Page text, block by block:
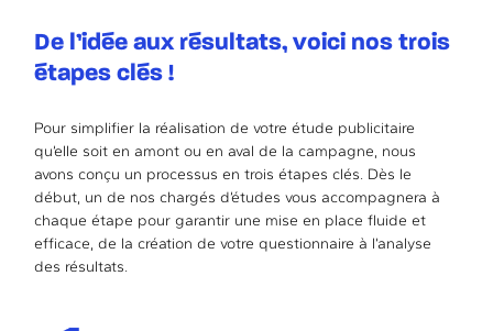
De l’idée aux résultats, voici nos trois
étapes clés !
Pour simplifier la réalisation de votre étude publicitaire
qu’elle soit en amont ou en aval de la campagne, nous
avons conçu un processus en trois étapes clés. Dès le
début, un de nos chargés d’études vous accompagnera à
chaque étape pour garantir une mise en place fluide et
efficace, de la création de votre questionnaire à l’analyse
des résultats.